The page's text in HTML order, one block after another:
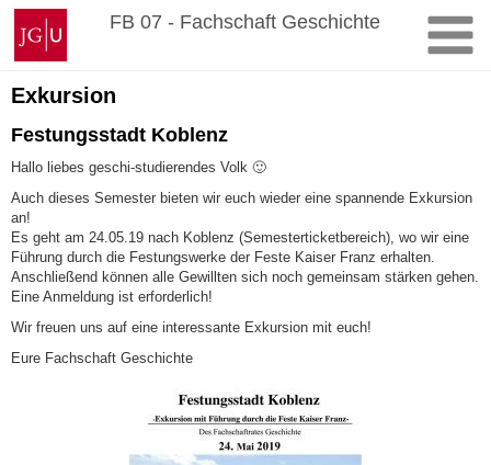
Zum
Inhalt
springen
Johannes
Gutenberg-
Universität
Mainz
FB 07 - Fachschaft Geschichte
Exkursion
Festungsstadt Koblenz
Hallo liebes geschi-studierendes Volk 🙂
Auch dieses Semester bieten wir euch wieder eine spannende Exkursion
an!
Es geht am 24.05.19 nach Koblenz (Semesterticketbereich), wo wir eine
Führung durch die Festungswerke der Feste Kaiser Franz erhalten.
Anschließend können alle Gewillten sich noch gemeinsam stärken gehen.
Eine Anmeldung ist erforderlich!
Wir freuen uns auf eine interessante Exkursion mit euch!
Eure Fachschaft Geschichte